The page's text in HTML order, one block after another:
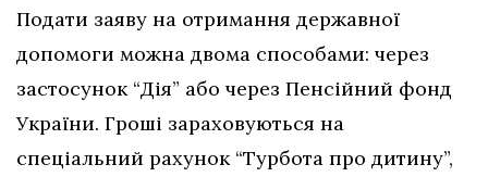
Подати заяву на отримання державної
допомоги можна двома способами: через
застосунок “Дія” або через Пенсійний фонд
України. Гроші зараховуються на
спеціальний рахунок “Турбота про дитину”,